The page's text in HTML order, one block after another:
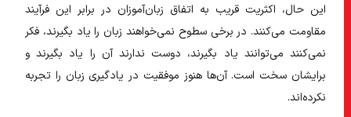
این حال، اکثریت قریب به اتفاق زبان‌آموزان در برابر این فرآیند
مقاومت می‌کنند. در برخی سطوح نمی‌خواهند زبان را یاد بگیرند، فکر
نمی‌کنند می‌توانند یاد بگیرند، دوست ندارند آن را یاد بگیرند و
برایشان سخت است. آن‌ها هنوز موفقیت در یادگیری زبان را تجربه
نکرده‌اند.